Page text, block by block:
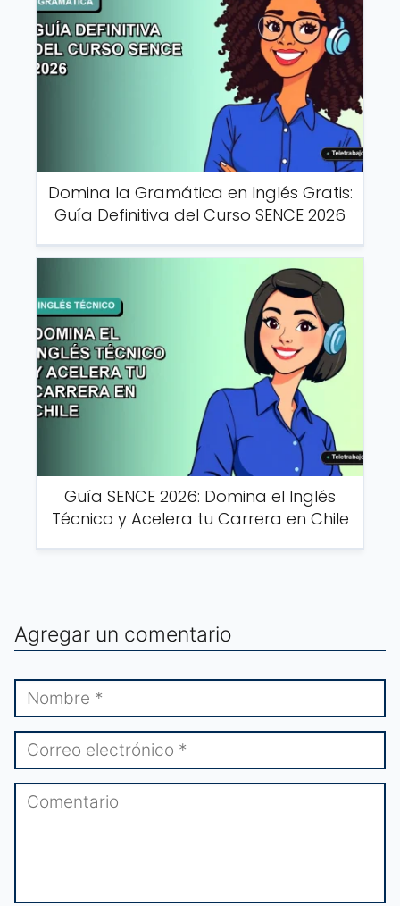
Domina la Gramática en Inglés Gratis:
Guía Definitiva del Curso SENCE 2026
Guía SENCE 2026: Domina el Inglés
Técnico y Acelera tu Carrera en Chile
Agregar un comentario